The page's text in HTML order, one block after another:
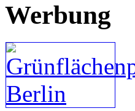
Werbung